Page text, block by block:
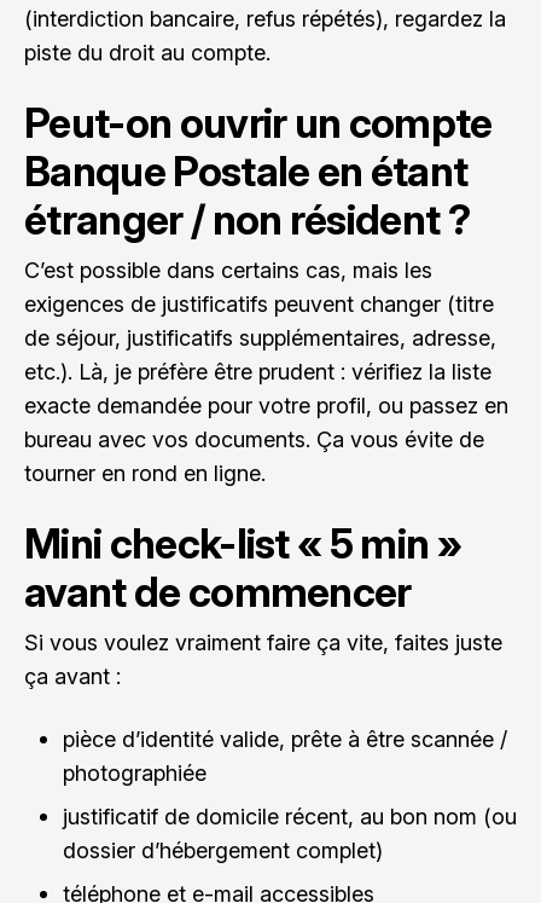
(interdiction bancaire, refus répétés), regardez la
piste du droit au compte.
Peut-on ouvrir un compte
Banque Postale en étant
étranger / non résident ?
C’est possible dans certains cas, mais les
exigences de justificatifs peuvent changer (titre
de séjour, justificatifs supplémentaires, adresse,
etc.). Là, je préfère être prudent : vérifiez la liste
exacte demandée pour votre profil, ou passez en
bureau avec vos documents. Ça vous évite de
tourner en rond en ligne.
Mini check-list « 5 min »
avant de commencer
Si vous voulez vraiment faire ça vite, faites juste
ça avant :
pièce d’identité valide, prête à être scannée /
photographiée
justificatif de domicile récent, au bon nom (ou
dossier d’hébergement complet)
téléphone et e-mail accessibles